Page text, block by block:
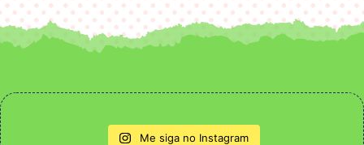
Me siga no Instagram